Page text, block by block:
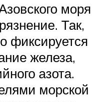
моря
Так,
фиксируется
железа,
азота.
морской